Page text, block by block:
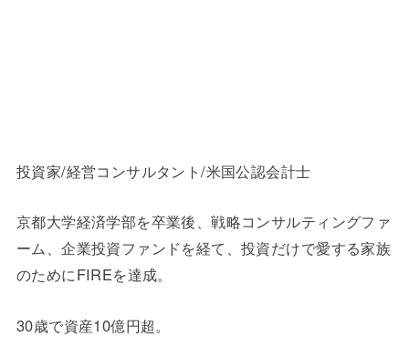
投資家/経営コンサルタント/米国公認会計士
京都大学経済学部を卒業後、戦略コンサルティングファ
ーム、企業投資ファンドを経て、投資だけで愛する家族
のためにFIREを達成。
30歳で資産10億円超。